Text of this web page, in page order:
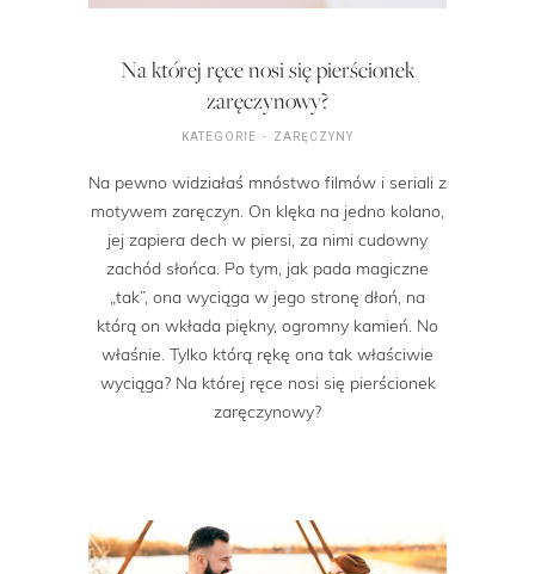
Na której ręce nosi się pierścionek
zaręczynowy?
KATEGORIE ZARĘCZYNY
Na pewno widziałaś mnóstwo filmów i seriali z
motywem zaręczyn. On klęka na jedno kolano,
jej zapiera dech w piersi, za nimi cudowny
zachód słońca. Po tym, jak pada magiczne
„tak”, ona wyciąga w jego stronę dłoń, na
którą on wkłada piękny, ogromny kamień. No
właśnie. Tylko którą rękę ona tak właściwie
wyciąga? Na której ręce nosi się pierścionek
zaręczynowy?